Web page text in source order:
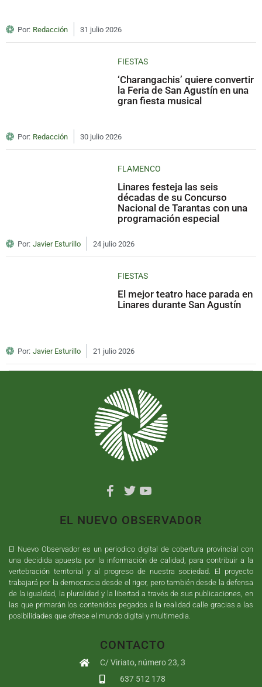
Por: Redacción 31 julio 2026
FIESTAS
‘Charangachis’ quiere convertir
la Feria de San Agustín en una
gran fiesta musical
Por: Redacción 30 julio 2026
FLAMENCO
Linares festeja las seis
décadas de su Concurso
Nacional de Tarantas con una
programación especial
Por: Javier Esturillo 24 julio 2026
FIESTAS
El mejor teatro hace parada en
Linares durante San Agustín
Por: Javier Esturillo 21 julio 2026
EL NUEVO OBSERVADOR
El Nuevo Observador es un periodico digital de cobertura provincial con
una decidida apuesta por la información de calidad, para contribuir a la
vertebración territorial y al progreso de nuestra sociedad. El proyecto
trabajará por la democracia desde el rigor, pero también desde la defensa
de la igualdad, la pluralidad y la libertad a través de sus publicaciones, en
las que primarán los contenidos pegados a la realidad calle gracias a las
posibilidades que ofrece el mundo digital y multimedia.
CONTACTO
C/ Viriato, número 23, 3
637 512 178